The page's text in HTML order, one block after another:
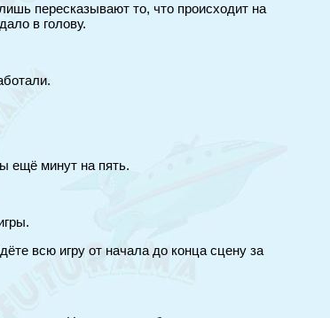
пересказывают то, что происходит на
в голову.
ещё минут на пять.
всю игру от начала до конца сцену за